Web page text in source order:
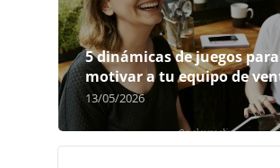
5 dinámicas de juegos para
motivar a tu equipo de
13/05/2026